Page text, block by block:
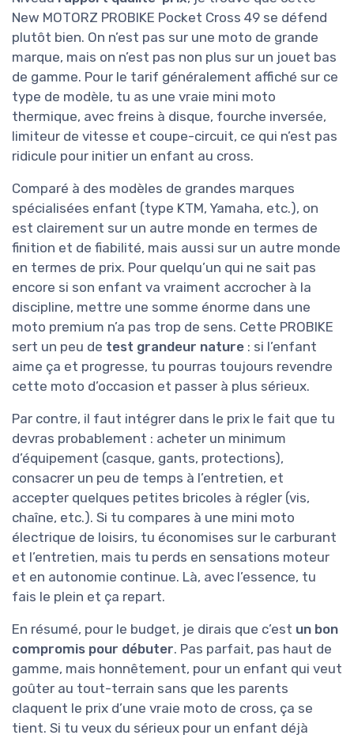
New MOTORZ PROBIKE Pocket Cross 49 se défend
plutôt bien. On n’est pas sur une moto de grande
marque, mais on n’est pas non plus sur un jouet bas
de gamme. Pour le tarif généralement affiché sur ce
type de modèle, tu as une vraie mini moto
thermique, avec freins à disque, fourche inversée,
limiteur de vitesse et coupe-circuit, ce qui n’est pas
ridicule pour initier un enfant au cross.
Comparé à des modèles de grandes marques
spécialisées enfant (type KTM, Yamaha, etc.), on
est clairement sur un autre monde en termes de
finition et de fiabilité, mais aussi sur un autre monde
en termes de prix. Pour quelqu’un qui ne sait pas
encore si son enfant va vraiment accrocher à la
discipline, mettre une somme énorme dans une
moto premium n’a pas trop de sens. Cette PROBIKE
sert un peu de test grandeur nature : si l’enfant
aime ça et progresse, tu pourras toujours revendre
cette moto d’occasion et passer à plus sérieux.
Par contre, il faut intégrer dans le prix le fait que tu
devras probablement : acheter un minimum
d’équipement (casque, gants, protections),
consacrer un peu de temps à l’entretien, et
accepter quelques petites bricoles à régler (vis,
chaîne, etc.). Si tu compares à une mini moto
électrique de loisirs, tu économises sur le carburant
et l’entretien, mais tu perds en sensations moteur
et en autonomie continue. Là, avec l’essence, tu
fais le plein et ça repart.
En résumé, pour le budget, je dirais que c’est un bon
compromis pour débuter. Pas parfait, pas haut de
gamme, mais honnêtement, pour un enfant qui veut
goûter au tout-terrain sans que les parents
claquent le prix d’une vraie moto de cross, ça se
tient. Si tu veux du sérieux pour un enfant déjà